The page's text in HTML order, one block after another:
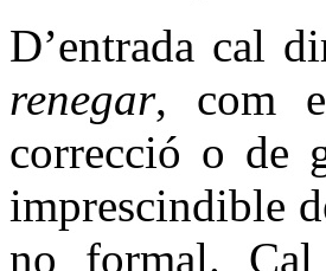
D’entrada cal
renegar, com
correcció o de
imprescindible
no formal.